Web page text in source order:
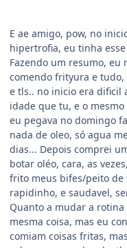
E ae amigo, pow, no
hipertrofia, eu tinha
Fazendo um resumo, eu
comendo frityura e
e tls.. no inicio era dificil
idade que tu, e o mesmo
eu pegava no domingo
nada de oleo, só agua
dias... Depois comprei
botar oléo, cara, as
frito meus bifes/peito de
rapidinho, e saudavel,
Quanto a mudar a rotina
mesma coisa, mas eu
comiam coisas fritas,